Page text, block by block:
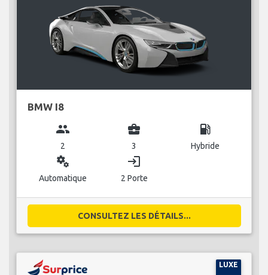
BMW I8
group
2
business_center
3
local_gas_station
Hybride
miscellaneous_services
Automatique
login
2 Porte
CONSULTEZ LES DÉTAILS...
LUXE